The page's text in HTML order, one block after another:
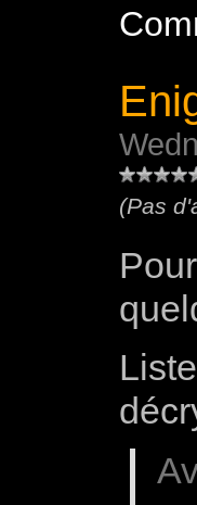
(Pas